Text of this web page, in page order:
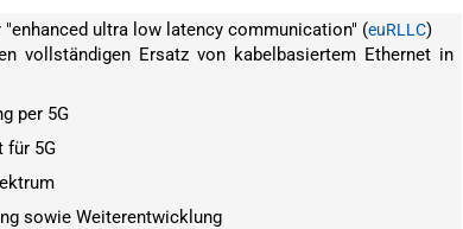
"enhanced ultra low latency communication" (euRLLC)
vollständigen Ersatz von kabelbasiertem Ethernet in
per 5G
für 5G
sowie Weiterentwicklung